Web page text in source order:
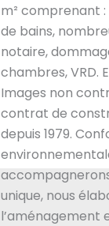
m² comprenant :
de bains,
notaire,
chambres, VRD.
Images non
contrat de
depuis 1979.
unique, nous
l’aménagement